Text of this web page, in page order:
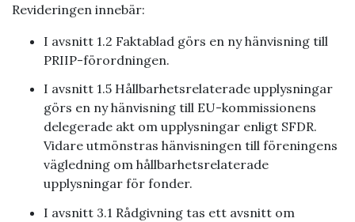
Revideringen innebär:
I avsnitt 1.2 Faktablad görs en ny hänvisning till
PRIIP-förordningen.
I avsnitt 1.5 Hållbarhetsrelaterade upplysningar
görs en ny hänvisning till EU-kommissionens
delegerade akt om upplysningar enligt SFDR.
Vidare utmönstras hänvisningen till föreningens
vägledning om hållbarhetsrelaterade
upplysningar för fonder.
I avsnitt 3.1 Rådgivning tas ett avsnitt om